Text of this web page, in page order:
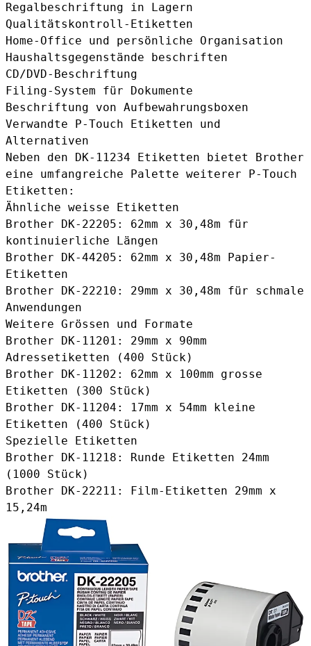
Regalbeschriftung in Lagern
Qualitätskontroll-Etiketten
Home-Office und persönliche Organisation
Haushaltsgegenstände beschriften
CD/DVD-Beschriftung
Filing-System für Dokumente
Beschriftung von Aufbewahrungsboxen
Verwandte P-Touch Etiketten und
Alternativen
Neben den DK-11234 Etiketten bietet Brother
eine umfangreiche Palette weiterer P-Touch
Etiketten:
Ähnliche weisse Etiketten
Brother DK-22205 : 62mm x 30,48m für
kontinuierliche Längen
Brother DK-44205 : 62mm x 30,48m Papier-
Etiketten
Brother DK-22210 : 29mm x 30,48m für schmale
Anwendungen
Weitere Grössen und Formate
Brother DK-11201 : 29mm x 90mm
Adressetiketten (400 Stück)
Brother DK-11202 : 62mm x 100mm grosse
Etiketten (300 Stück)
Brother DK-11204 : 17mm x 54mm kleine
Etiketten (400 Stück)
Spezielle Etiketten
Brother DK-11218 : Runde Etiketten 24mm
(1000 Stück)
Brother DK-22211 : Film-Etiketten 29mm x
15,24m